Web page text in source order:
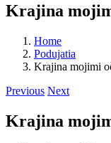
Krajina
Home
Podujatia
Krajina mojimi
Previous Next
Krajina